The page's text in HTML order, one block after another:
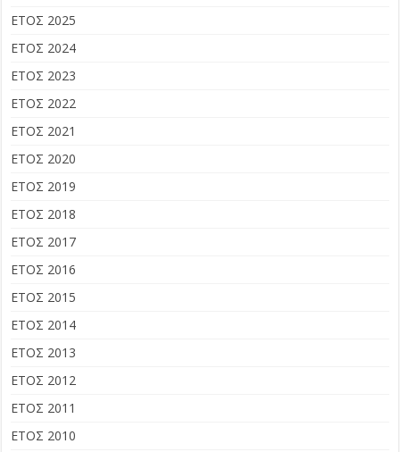
ΕΤΟΣ 2025
ΕΤΟΣ 2024
ΕΤΟΣ 2023
ΕΤΟΣ 2022
ΕΤΟΣ 2021
ΕΤΟΣ 2020
ΕΤΟΣ 2019
ΕΤΟΣ 2018
ΕΤΟΣ 2017
ΕΤΟΣ 2016
ΕΤΟΣ 2015
ΕΤΟΣ 2014
ΕΤΟΣ 2013
ΕΤΟΣ 2012
ΕΤΟΣ 2011
ΕΤΟΣ 2010